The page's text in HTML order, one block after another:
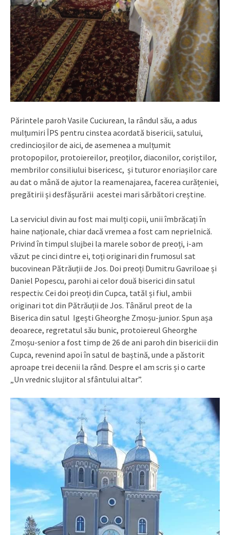
Părintele paroh Vasile Cuciurean, la rândul său, a adus
mulțumiri ÎPS pentru cinstea acordată bisericii, satului,
credincioșilor de aici, de asemenea a mulțumit
protopopilor, protoiereilor, preoților, diaconilor, coriștilor,
membrilor consiliului bisericesc, și tuturor enoriașilor care
au dat o mână de ajutor la reamenajarea, facerea curățeniei,
pregătirii și desfășurării acestei mari sărbători creștine.
La serviciul divin au fost mai mulți copii, unii îmbrăcați în
haine naționale, chiar dacă vremea a fost cam neprielnică.
Privind în timpul slujbei la marele sobor de preoți, i-am
văzut pe cinci dintre ei, toți originari din frumosul sat
bucovinean Pătrăuții de Jos. Doi preoți Dumitru Gavriloae și
Daniel Popescu, parohi ai celor două biserici din satul
respectiv. Cei doi preoți din Cupca, tatăl și fiul, ambii
originari tot din Pătrăuții de Jos. Tânărul preot de la
Biserica din satul Igești Gheorghe Zmoșu-junior. Spun așa
deoarece, regretatul său bunic, protoiereul Gheorghe
Zmoșu-senior a fost timp de 26 de ani paroh din bisericii din
Cupca, revenind apoi în satul de baștină, unde a păstorit
aproape trei decenii la rând. Despre el am scris și o carte
„Un vrednic slujitor al sfântului altar”.